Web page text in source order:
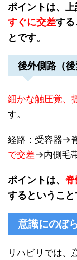
ポイントは、
すぐに交差す
とです。
後外側路（後
細かな触圧覚、
す。
経路：受容器→
で交差→内側毛
ポイントは、
するということ
意識にのぼ
リハビリでは、